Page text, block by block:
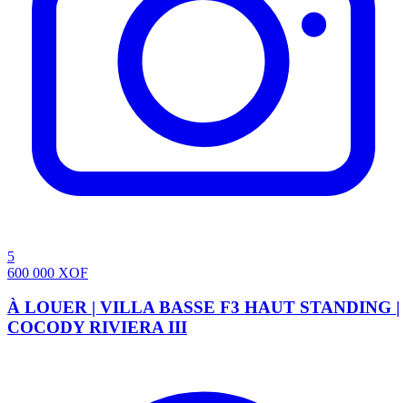
5
600 000 XOF
À LOUER | VILLA BASSE F3 HAUT STANDING |
COCODY RIVIERA III